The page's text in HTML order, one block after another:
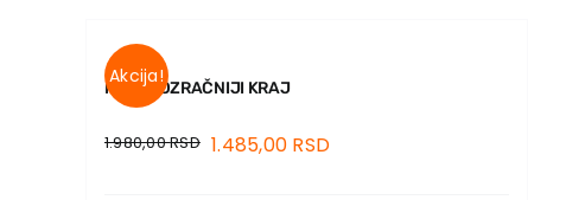
Akcija!
NAJPROZRAČNIJI KRAJ
1.980,00RSD 1.485,00 RSD